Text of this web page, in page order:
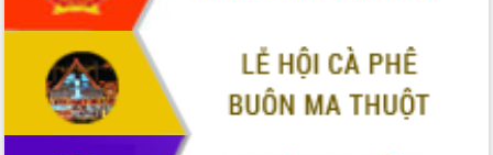
quan Đảng, Nhà nước
Lễ phát động chuỗi hoạt động chung
tay làm sạch môi trường
Xã Ea Kar bước chuyển mình trong
công tác cải cách hành chính mô hình
mới